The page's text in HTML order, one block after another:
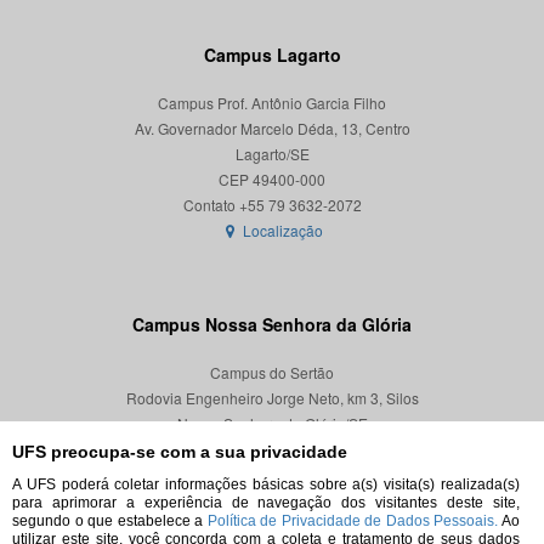
UFS preocupa-se com a sua privacidade
A UFS poderá coletar informações básicas sobre a(s) visita(s) realizada(s)
para aprimorar a experiência de navegação dos visitantes deste site,
segundo o que estabelece a Política de Privacidade de Dados Pessoais. Ao
utilizar este site, você concorda com a coleta e tratamento de seus dados
Campus Lagarto
Campus Prof. Antônio Garcia Filho
Av. Governador Marcelo Déda, 13, Centro
Lagarto/SE
CEP 49400-000
Localização
Campus Nossa Senhora da Glória
Campus do Sertão
Rodovia Engenheiro Jorge Neto, km 3, Silos
Nossa Senhora da Glória/SE
CEP 49680-000
Localização